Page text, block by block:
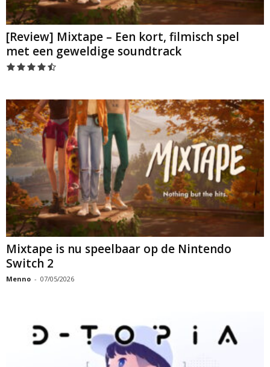
[Review] Mixtape – Een kort, filmisch spel
met een geweldige soundtrack
Mixtape is nu speelbaar op de Nintendo
Switch 2
Menno - 07/05/2026